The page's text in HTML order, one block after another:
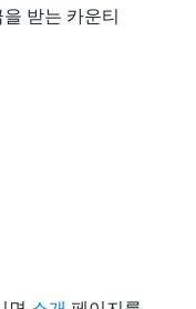
받는 카운티